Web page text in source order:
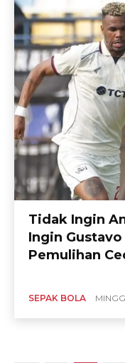
Tidak Ingin
Ingin
Pemulihan
SEPAK BOLA